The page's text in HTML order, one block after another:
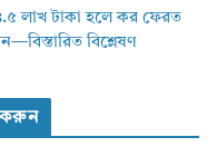
লাখ টাকা হলে কর ফেরত
বিশ্লেষণ
করুন